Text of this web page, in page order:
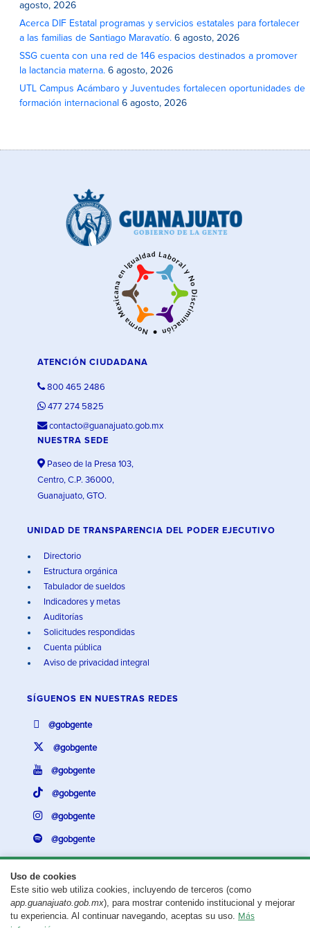
agosto, 2026
Acerca DIF Estatal programas y servicios estatales para fortalecer
a las familias de Santiago Maravatío. 6 agosto, 2026
SSG cuenta con una red de 146 espacios destinados a promover
la lactancia materna. 6 agosto, 2026
UTL Campus Acámbaro y Juventudes fortalecen oportunidades de
formación internacional 6 agosto, 2026
Uso de cookies
Este sitio web utiliza cookies, incluyendo de terceros (como
app.guanajuato.gob.mx), para mostrar contenido institucional y mejorar
tu experiencia. Al continuar navegando, aceptas su uso. Más
ATENCIÓN CIUDADANA
800 465 2486
477 274 5825
contacto@guanajuato.gob.mx
NUESTRA SEDE
Paseo de la Presa 103,
Centro, C.P. 36000,
Guanajuato, GTO.
UNIDAD DE TRANSPARENCIA DEL PODER EJECUTIVO
Directorio
Estructura orgánica
Tabulador de sueldos
Indicadores y metas
Auditorías
Solicitudes respondidas
Cuenta pública
Aviso de privacidad integral
SÍGUENOS EN NUESTRAS REDES
@gobgente
@gobgente
@gobgente
@gobgente
@gobgente
@gobgente
¿Existe algún problema con esta página?Repórtalo aquí.